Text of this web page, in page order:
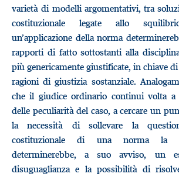
varietà di modelli argomentativi, tra
costituzionale legate allo
un’applicazione della norma
rapporti di fatto sottostanti alla
più genericamente giustificate, in chiave
ragioni di giustizia sostanziale.
che il giudice ordinario continui volta
delle peculiarità del caso, a cercare un
la necessità di sollevare la
costituzionale di una norma la
determinerebbe, a suo avviso, un
disuguaglianza e la possibilità di